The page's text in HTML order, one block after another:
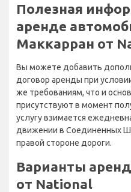
Полезная
аренде
Маккарран от
Вы можете добавить
договор аренды при
же требованиям, что и
присутствуют в момент
услугу взимается
движении в Соединенных
правой стороне дороги.
Варианты
от National